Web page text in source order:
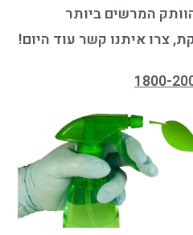
המרשים ביותר
צרו איתנו קשר עוד היום!
1800-